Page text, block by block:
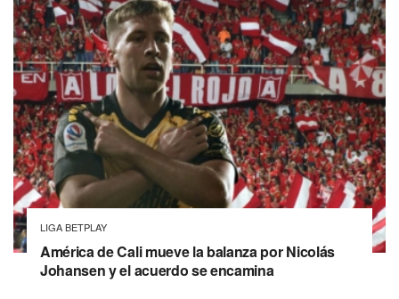
LIGA BETPLAY
América de Cali mueve la balanza por Nicolás
Johansen y el acuerdo se encamina